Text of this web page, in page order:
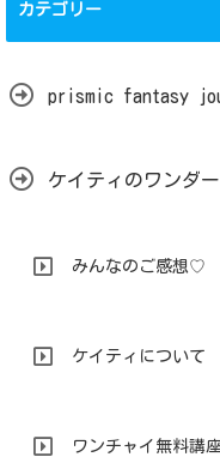
カテゴリー
prismic fantasy
ケイティのワンダ
みんなのご感想♡
ケイティについて
ワンチャイ無料講